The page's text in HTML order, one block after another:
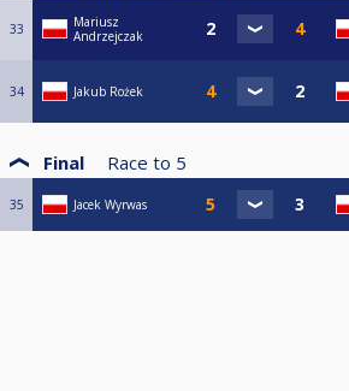
33
Mariusz
Andrzejczak
34 Jakub Rożek
Final Race to 5
35 Jacek Wyrwas